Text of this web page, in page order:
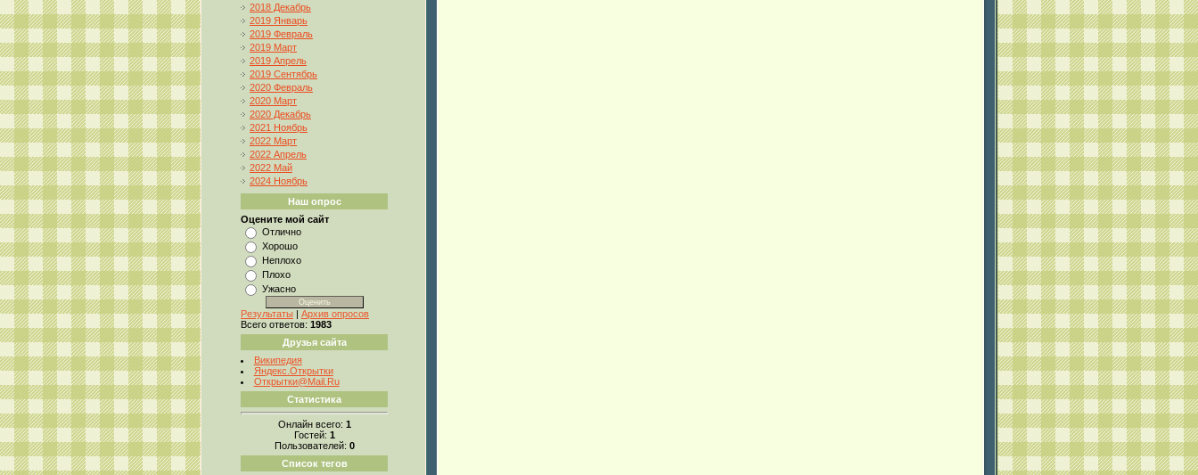
2018 Декабрь
2019 Январь
2019 Февраль
2019 Март
2019 Апрель
2019 Сентябрь
2020 Февраль
2020 Март
2020 Декабрь
2021 Ноябрь
2022 Март
2022 Апрель
2022 Май
2024 Ноябрь
Наш опрос
Оцените мой сайт
Отлично
Хорошо
Неплохо
Плохо
Ужасно
Результаты | Архив опросов
Всего ответов: 1983
Друзья сайта
Википедия
Яндекс.Открытки
Открытки@Mail.Ru
Статистика
Онлайн всего: 1
Гостей: 1
Пользователей: 0
Список тегов